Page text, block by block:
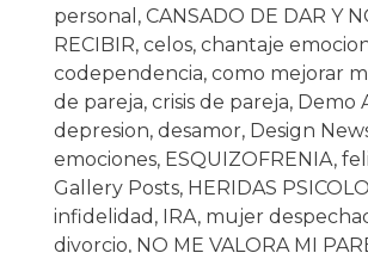
personal , CANSADO DE DAR Y
RECIBIR, celos, chantaje
codependencia, como mejorar
de pareja, crisis de pareja, Demo
depresion, desamor, Design
emociones, ESQUIZOFRENIA,
Gallery Posts, HERIDAS
infidelidad , IRA, mujer
divorcio, NO ME VALORA MI